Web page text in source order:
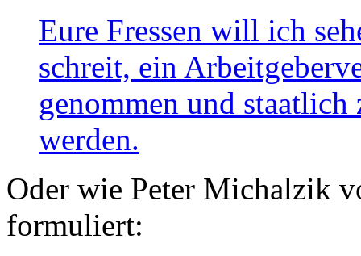
Eure Fressen will ich
schreit, ein
genommen und
werden.
Oder wie Peter Michalzik
formuliert: